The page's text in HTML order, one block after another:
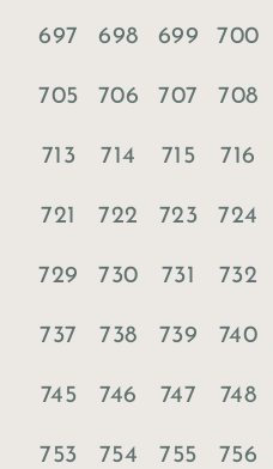
697 698 699 700
705 706 707 708
713 714 715 716
721 722 723 724
729 730 731 732
737 738 739 740
745 746 747 748
753 754 755 756